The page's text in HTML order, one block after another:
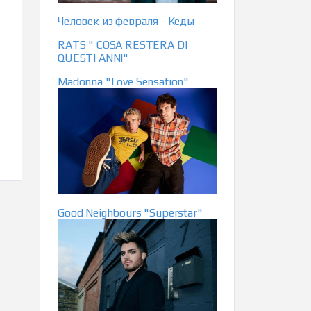
Человек из февраля - Кеды
RATS " COSA RESTERA DI
QUESTI ANNI"
Madonna "Love Sensation"
Good Neighbours "Superstar"